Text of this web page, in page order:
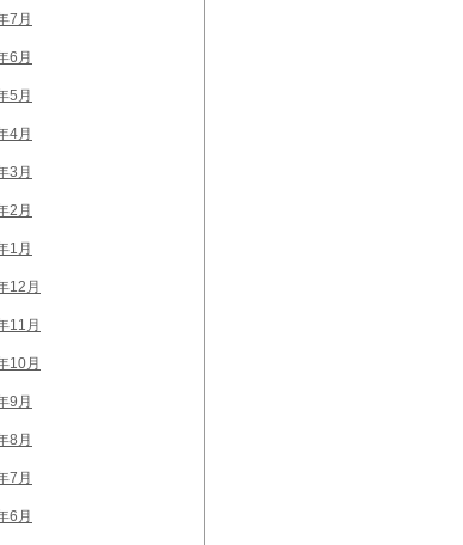
7月
6月
5月
4月
3月
2月
1月
12月
11月
10月
9月
8月
7月
6月